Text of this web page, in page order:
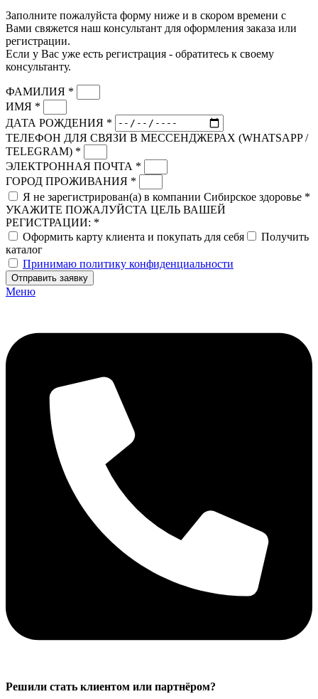
Заполните пожалуйста форму ниже и в скором времени с
Вами свяжется наш консультант для оформления заказа или
регистрации.
Если у Вас уже есть регистрация - обратитесь к своему
консультанту.
ФАМИЛИЯ *
ИМЯ *
ДАТА РОЖДЕНИЯ *
ТЕЛЕФОН ДЛЯ СВЯЗИ В МЕССЕНДЖЕРАХ (WHATSAPP /
TELEGRAM) *
ЭЛЕКТРОННАЯ ПОЧТА *
ГОРОД ПРОЖИВАНИЯ *
Я не зарегистрирован(а) в компании Сибирское здоровье *
УКАЖИТЕ ПОЖАЛУЙСТА ЦЕЛЬ ВАШЕЙ
РЕГИСТРАЦИИ: *
Оформить карту клиента и покупать для себя
Получить
каталог
Принимаю политику конфиденциальности
Отправить заявку
Меню
Решили стать клиентом или партнёром?